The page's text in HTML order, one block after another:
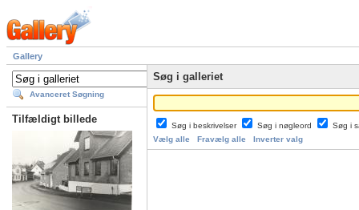
Gallery
Avanceret Søgning
Tilfældigt billede
Søg i galleriet
Søg i beskrivelser Søg i nøgleord
Søg i
Vælg alle
Fravælg alle Inverter valg